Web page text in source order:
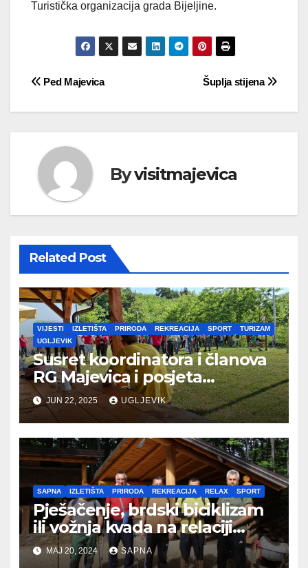
Turistička organizacija grada Bijeljine.
Navigacija
članaka
Šuplja stijena
Ped Majevica
Byvisitmajevica
Related Post
VIJESTI IZLETIŠTA PRIRODA REKREACIJA SPORT
TURIZAM
UGLJEVIK
Susret koordinatora i članova
RG Majevica i posjeta
Planinarskom domu
JUN 22, 2025 UGLJEVIK
SAPNA IZLETIŠTA PRIRODA REKREACIJA RELAX SPORT
Pješačenje, brdski biciklizam
ili vožnja kvada na relaciji
Vitinica – Goduš
MAJ 20, 2024 SAPNA